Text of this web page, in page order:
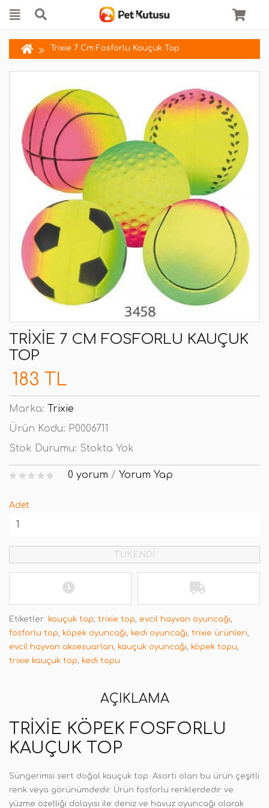
Trixie 7 Cm Fosforlu Kauçuk Top
TRIXIE 7 CM FOSFORLU KAUÇUK
TOP
183 TL
Marka: Trixie
Ürün Kodu: P0006711
Stok Durumu: Stokta Yok
0 yorum / Yorum Yap
Adet
TÜKENDİ
Etiketler: kauçuk top, trixie top, evcil hayvan oyuncağı,
fosforlu top, köpek oyuncağı, kedi oyuncağı, trixie ürünleri,
evcil hayvan aksesuarları, kauçuk oyuncağı, köpek topu,
trixie kauçuk top, kedi topu
AÇIKLAMA
TRIXIE KÖPEK FOSFORLU
KAUÇUK TOP
Süngerimsi sert doğal kauçuk top. Asorti olan bu ürün çeşitli
renk veya görünümdedir. Ürün fosforlu renklerdedir ve
yüzme özelliği dolayısı ile deniz ve havuz oyuncağı olarak